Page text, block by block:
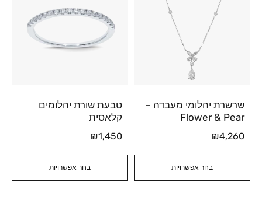
בחר אפשרויות
שרשרת יהלומי מעבדה –
Flower & Pear
₪4,260
בחר אפשרויות
טבעת שורת יהלומים
קלאסית
₪1,450